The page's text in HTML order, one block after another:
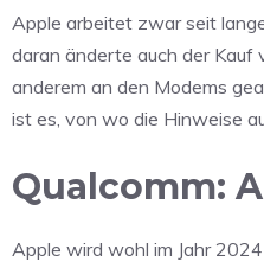
Apple arbeitet zwar seit
daran änderte auch der Kauf
anderem an den Modems
ist es, von wo die Hinweise
Qualcomm:
Apple wird wohl im Jahr